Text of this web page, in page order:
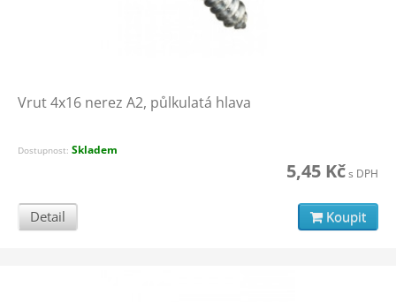
Vrut 4x16 nerez A2, půlkulatá hlava
Dostupnost: Skladem
5,45 Kčs DPH
Detail Koupit